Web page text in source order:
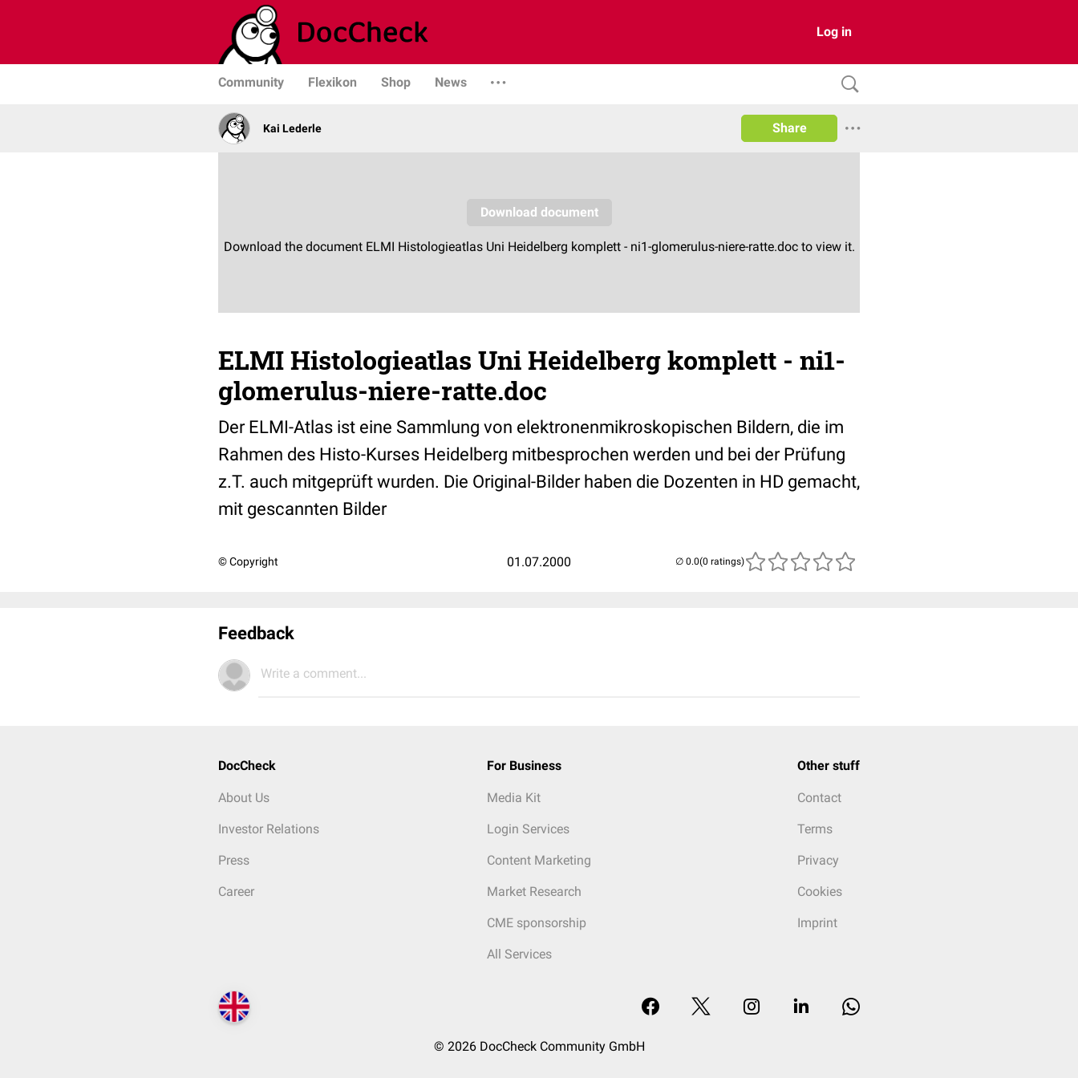
Log in
Community Flexikon Shop News
Kai Lederle Share
ELMI Histologieatlas Uni Heidelberg komplett - ni1-
glomerulus-niere-ratte.doc
Der ELMI-Atlas ist eine Sammlung von elektronenmikroskopischen Bildern, die im
Rahmen des Histo-Kurses Heidelberg mitbesprochen werden und bei der Prüfung
z.T. auch mitgeprüft wurden. Die Original-Bilder haben die Dozenten in HD gemacht,
mit gescannten Bilder
© Copyright 01.07.2000 (0 ratings)
Feedback
Write a comment...
DocCheck
About Us
Investor Relations
Press
Career
For Business
Media Kit
Login Services
Content Marketing
Market Research
CME sponsorship
All Services
Other stuff
Contact
Terms
Privacy
Cookies
Imprint
© 2026 DocCheck Community GmbH